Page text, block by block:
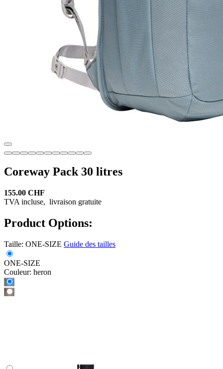
Coreway Pack 30 litres
155.00 CHF
TVA incluse, livraison gratuite
Product Options:
Taille: ONE-SIZE Guide des tailles
ONE-SIZE
Couleur: heron